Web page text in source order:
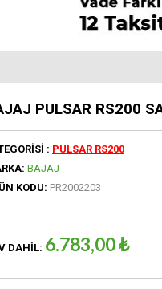
PULSAR RS200
: PULSAR RS200
BAJAJ
KODU: PR2002203
DAHIL: 6.783,00 ₺